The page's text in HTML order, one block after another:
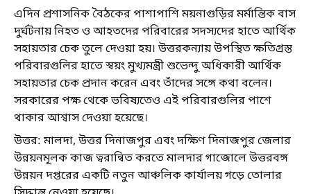
এদিন প্রশাসনিক বৈঠকের পাশাপাশি ময়নাগুড়ির মর্মান্তিক বাস
দুর্ঘটনায় নিহত ও আহতদের পরিবারের সদস্যদের হাতে আর্থিক
সহায়তার চেক তুলে দেওয়া হয়। উত্তরকন্যায় উপস্থিত ক্ষতিগ্রস্ত
পরিবারগুলির হাতে স্বয়ং মুখ্যমন্ত্রী শুভেন্দু অধিকারী আর্থিক
সহায়তার চেক প্রদান করেন এবং তাঁদের সঙ্গে কথা বলেন।
সরকারের পক্ষ থেকে ভবিষ্যতেও এই পরিবারগুলির পাশে
থাকার আশ্বাস দেওয়া হয়েছে।
উত্তর: মালদা, উত্তর দিনাজপুর এবং দক্ষিণ দিনাজপুর জেলার
উন্নয়নমূলক কাজ ত্বরান্বিত করতে মালদার গাজোলে উত্তরবঙ্গ
উন্নয়ন দপ্তরের একটি নতুন আঞ্চলিক কার্যালয় গড়ে তোলার